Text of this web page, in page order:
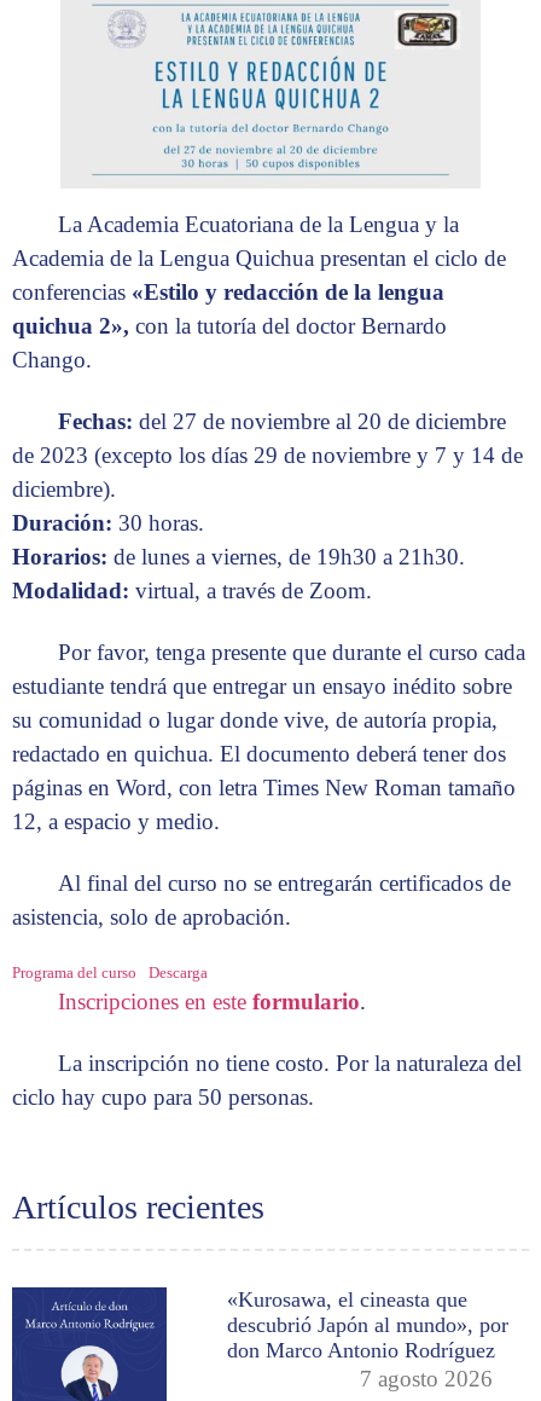
Artículos recientes
«Kurosawa, el cineasta que
descubrió Japón al mundo», por
don Marco Antonio Rodríguez
7 agosto 2026
La Academia Ecuatoriana de la Lengua y la
Academia de la Lengua Quichua presentan el ciclo de
conferencias «Estilo y redacción de la lengua
quichua 2», con la tutoría del doctor Bernardo
Chango.
Fechas: del 27 de noviembre al 20 de diciembre
de 2023 (excepto los días 29 de noviembre y 7 y 14 de
diciembre).
Duración: 30 horas.
Horarios: de lunes a viernes, de 19h30 a 21h30.
Modalidad: virtual, a través de Zoom.
Por favor, tenga presente que durante el curso cada
estudiante tendrá que entregar un ensayo inédito sobre
su comunidad o lugar donde vive, de autoría propia,
redactado en quichua. El documento deberá tener dos
páginas en Word, con letra Times New Roman tamaño
12, a espacio y medio.
Al final del curso no se entregarán certificados de
asistencia, solo de aprobación.
Programa del curso Descarga
Inscripciones en esteformulario.
La inscripción no tiene costo. Por la naturaleza del
ciclo hay cupo para 50 personas.